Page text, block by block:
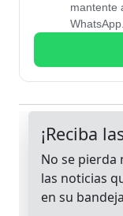
mantente
WhatsApp.